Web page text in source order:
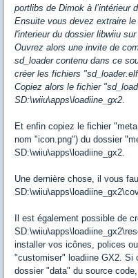
portlibs de Dimok à l’intérieur
Ensuite vous devez extraire
l'interieur du dossier libwiiu
Ouvrez alors une invite de
sd_loader contenu dans ce
créer les fichiers
Copiez alors le fichier
SD:\wiiu\apps\loadiine_gx2.
Et enfin copiez le fichier
nom "icon.png") du dossier
SD:\wiiu\apps\loadiine_gx2.
Une dernière chose, il vous
Il est également possible de
installer vos icônes, polices
"customiser" loadiine GX2. Si
dossier "data" du source